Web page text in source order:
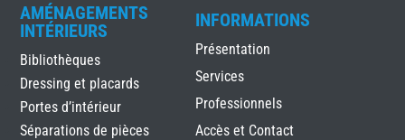
AMÉNAGEMENTS
INTÉRIEURS
Bibliothèques
Dressing et placards
Portes d’intérieur
Séparations de pièces
INFORMATIONS
Présentation
Services
Professionnels
Accès et Contact